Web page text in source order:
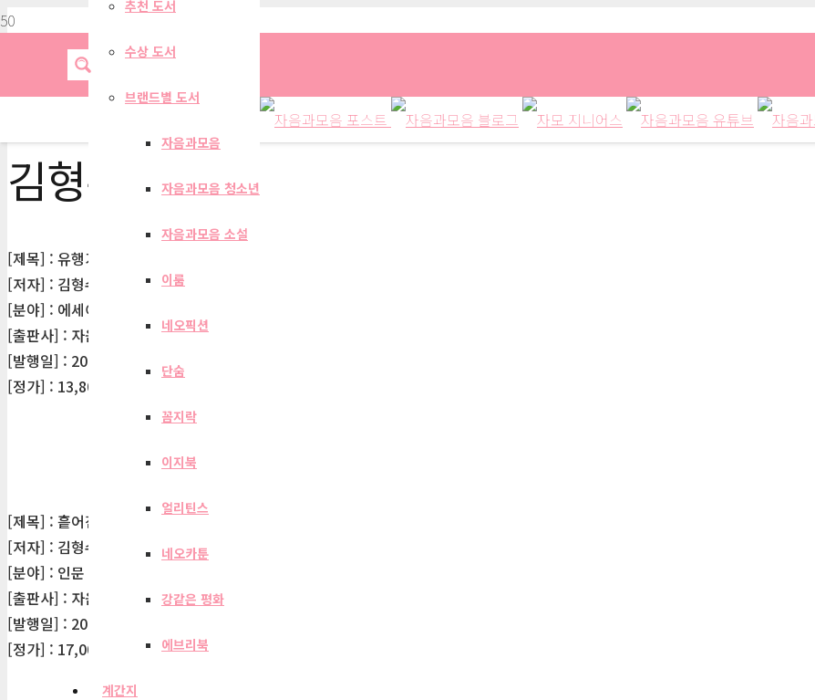
추천 도서
수상 도서
브랜드별 도서
자음과모음
자음과모음 청소년
자음과모음 소설
이룸
네오픽션
단숨
꼼지락
이지북
얼리틴스
네오카툰
강같은 평화
에브리북
계간지
김형수
[제목] : 유행가들
[저자] : 김형수
[분야] : 에세이
[출판사] : 자음과모음
[발행일] : 2020-01-05
[정가] : 13,800원
[제목] : 흩어진 중심
[저자] : 김형수
[분야] : 인문
[출판사] : 자음과모음
[발행일] : 2010-07-30
[정가] : 17,000원